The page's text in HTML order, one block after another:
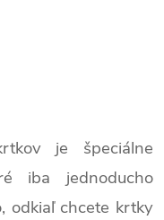
je špeciálne
iba jednoducho
odkiaľ chcete krtky